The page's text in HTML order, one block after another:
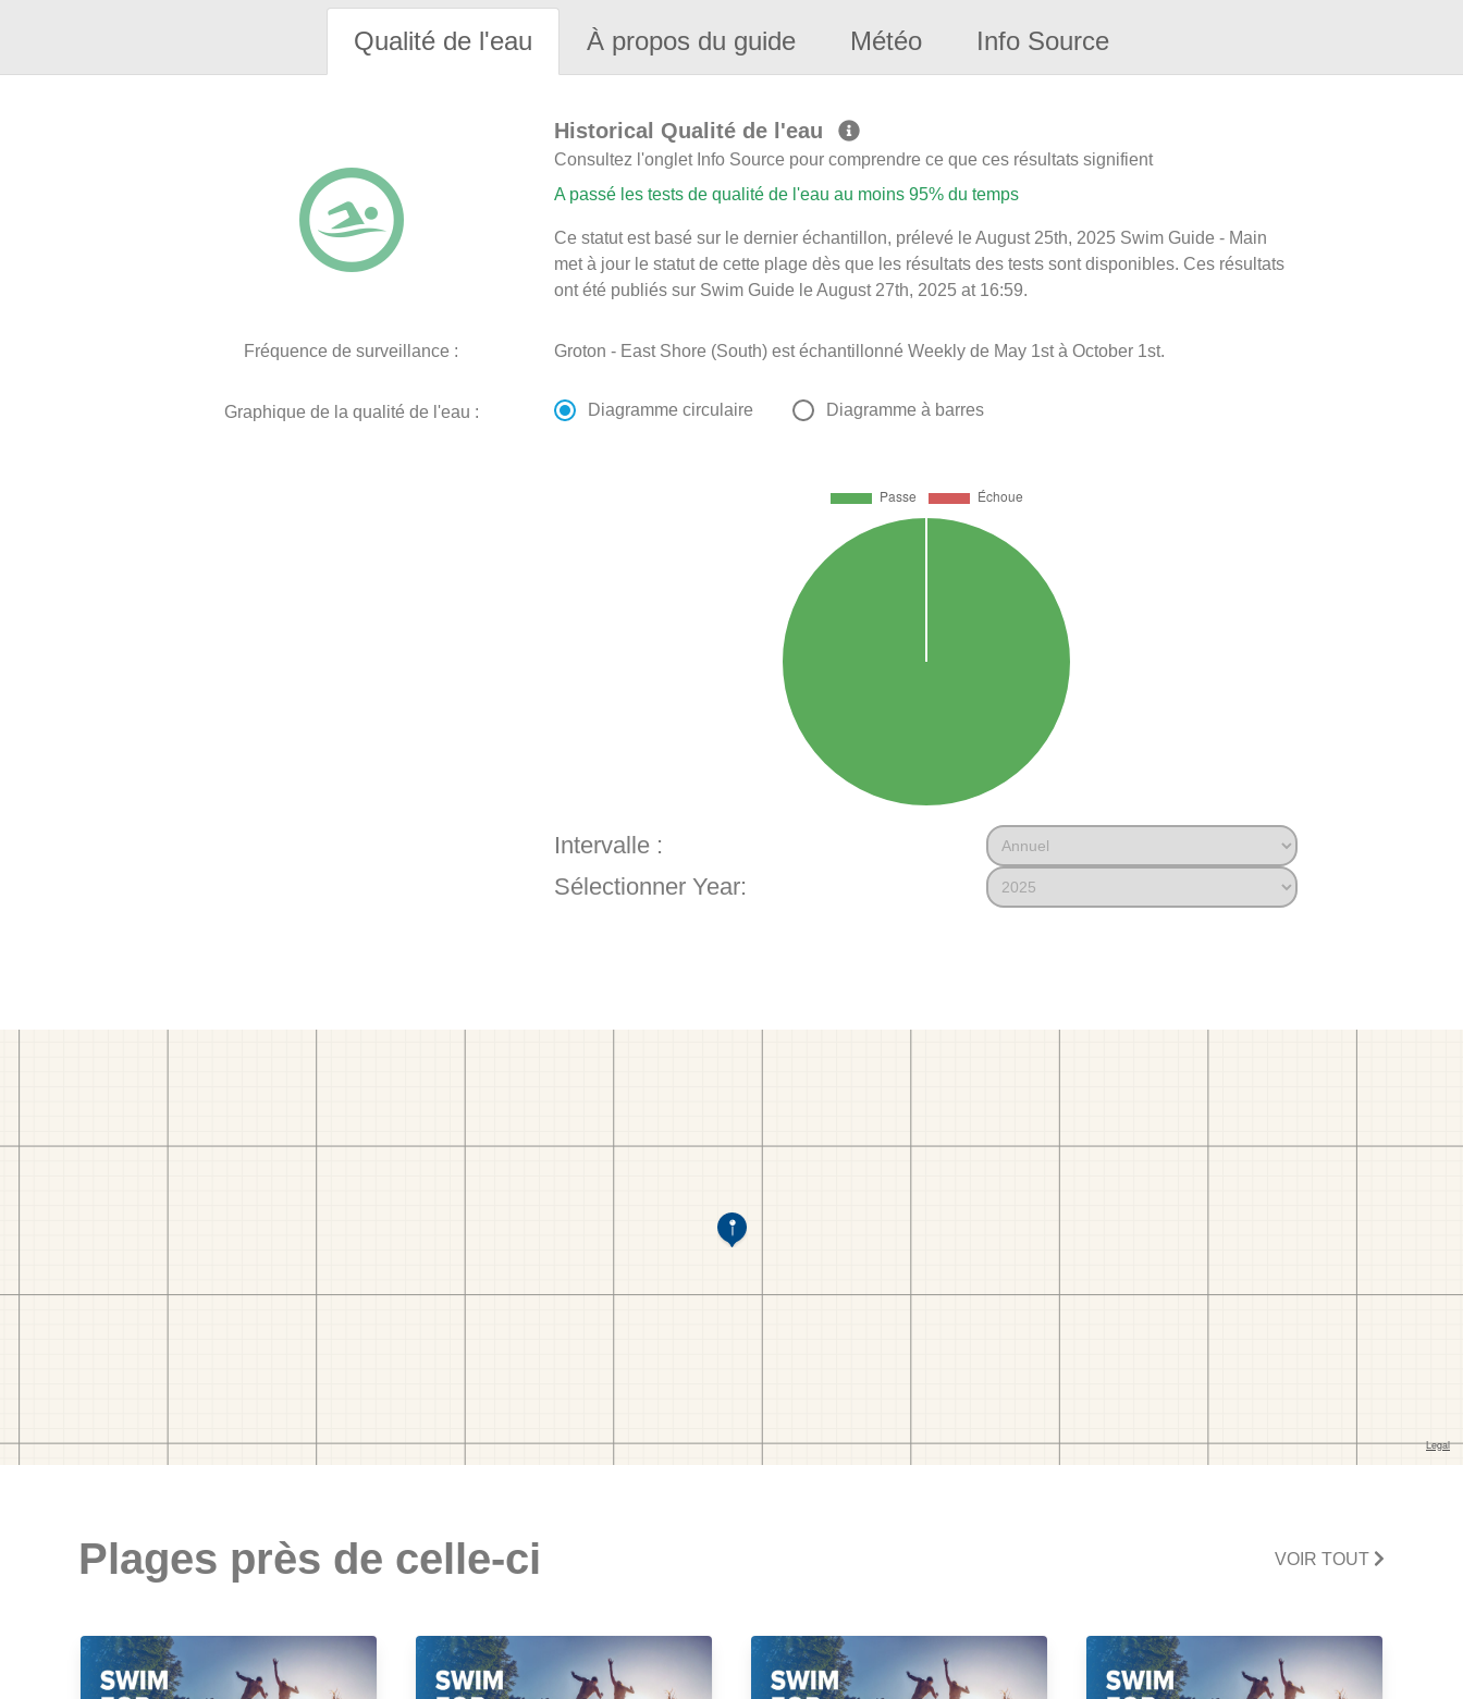
Qualité de l'eau À propos du guide Météo Info Source
Historical Qualité de l'eau
Consultez l'onglet Info Source pour comprendre ce que ces résultats signifient
A passé les tests de qualité de l'eau au moins 95% du temps
Ce statut est basé sur le dernier échantillon, prélevé le August 25th, 2025 Swim Guide - Main
met à jour le statut de cette plage dès que les résultats des tests sont disponibles. Ces résultats
ont été publiés sur Swim Guide le August 27th, 2025 at 16:59.
Fréquence de surveillance : Groton - East Shore (South) est échantillonné Weekly de May 1st à October 1st.
Graphique de la qualité de l'eau : Diagramme circulaire Diagramme à barres
Intervalle :
Sélectionner Year:
Plages près de celle-ci VOIR TOUT